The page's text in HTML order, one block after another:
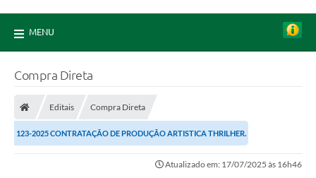
MENU
Compra Direta
Editais Compra Direta
123-2025 CONTRATAÇÃO DE PRODUÇÃO ARTISTICA THRILHER.
Atualizado em: 17/07/2025 às 16h46